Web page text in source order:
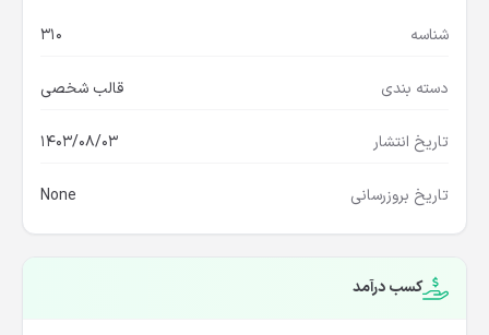
شناسه 310
دسته بندی قالب شخصی
تاریخ انتشار 1403/08/03
تاریخ بروزرسانی None
کسب درآمد